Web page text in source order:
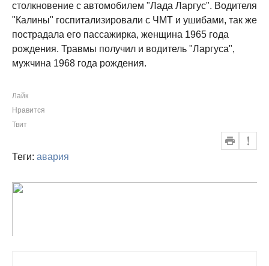
столкновение с автомобилем "Лада Ларгус". Водителя
"Калины" госпитализировали с ЧМТ и ушибами, так же
пострадала его пассажирка, женщина 1965 года
рождения. Травмы получил и водитель "Ларгуса",
мужчина 1968 года рождения.
Лайк
Нравится
Твит
Теги: авария